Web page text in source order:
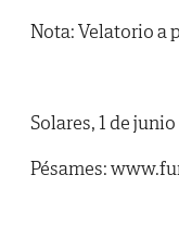
Nota: Velatorio a
Solares, 1 de
Pésames: